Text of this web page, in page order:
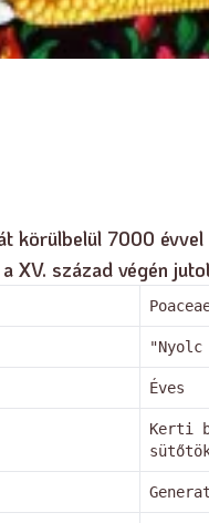
körülbelül 7000
XV. század végén
Éves
Kerti